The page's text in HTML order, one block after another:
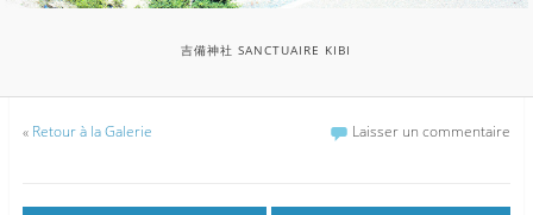
吉備神社 SANCTUAIRE KIBI
« Retour à la Galerie Laisser un commentaire